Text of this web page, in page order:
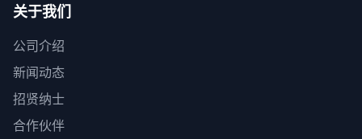
关于我们
公司介绍
新闻动态
招贤纳士
合作伙伴